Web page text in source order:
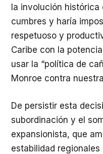
la involución
cumbres y haría
respetuoso y
Caribe con la
usar la “política de
Monroe contra
De persistir esta
subordinación y el
expansionista, que
estabilidad